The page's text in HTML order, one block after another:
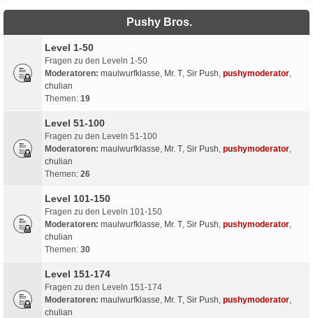
Pushy Bros.
Level 1-50
Fragen zu den Leveln 1-50
Moderatoren: maulwurfklasse, Mr. T, Sir Push, pushymoderator,
chulian
Themen: 19
Level 51-100
Fragen zu den Leveln 51-100
Moderatoren: maulwurfklasse, Mr. T, Sir Push, pushymoderator,
chulian
Themen: 26
Level 101-150
Fragen zu den Leveln 101-150
Moderatoren: maulwurfklasse, Mr. T, Sir Push, pushymoderator,
chulian
Themen: 30
Level 151-174
Fragen zu den Leveln 151-174
Moderatoren: maulwurfklasse, Mr. T, Sir Push, pushymoderator,
chulian